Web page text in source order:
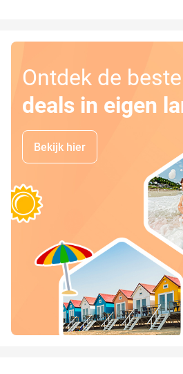
Ontdek de beste
deals in eigen
Bekijk hier